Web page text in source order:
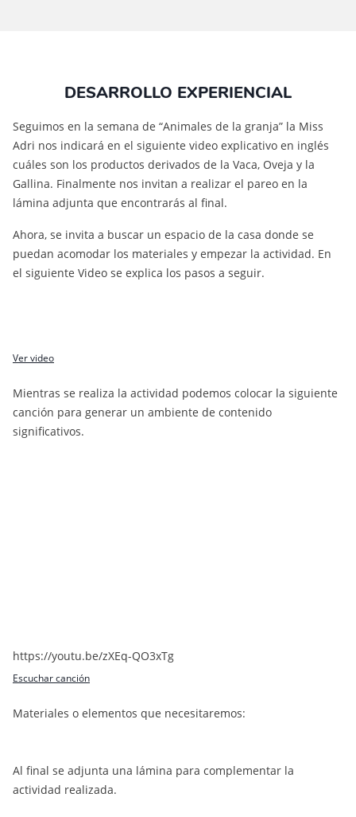
DESARROLLO EXPERIENCIAL
Seguimos en la semana de “Animales de la granja” la Miss
Adri nos indicará en el siguiente video explicativo en inglés
cuáles son los productos derivados de la Vaca, Oveja y la
Gallina. Finalmente nos invitan a realizar el pareo en la
lámina adjunta que encontrarás al final.
Ahora, se invita a buscar un espacio de la casa donde se
puedan acomodar los materiales y empezar la actividad. En
el siguiente Video se explica los pasos a seguir.
Ver video
Mientras se realiza la actividad podemos colocar la siguiente
canción para generar un ambiente de contenido
significativos.
https://youtu.be/zXEq-QO3xTg
Escuchar canción
Materiales o elementos que necesitaremos:
Al final se adjunta una lámina para complementar la
actividad realizada.